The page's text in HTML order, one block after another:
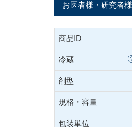
お医者様・研究者様
商品ID
冷蔵
剤型
規格・容量
包装単位